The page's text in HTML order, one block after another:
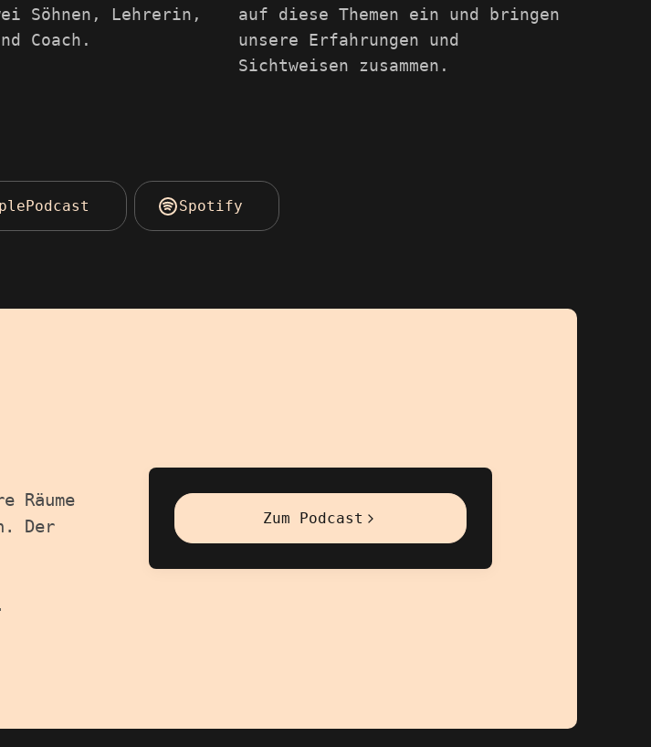
Söhnen, Lehrerin,
Coach.
auf diese Themen ein und bringen
unsere Erfahrungen und
Sichtweisen zusammen.
Spotify
Räume
Der
Zum Podcast